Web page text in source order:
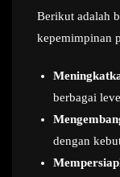
Berikut adalah
kepemimpinan
berbagai
dengan